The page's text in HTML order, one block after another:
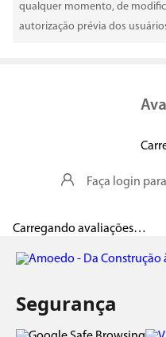
qualquer momento, de
autorização prévia dos
Faça login
Carregando avaliações…
Segurança